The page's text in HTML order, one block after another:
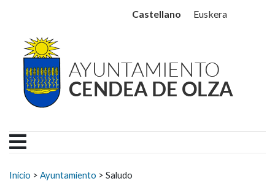
Ayuntamiento Cendea
Castellano Euskera
Buscar:
Inicio > Ayuntamiento > Saludo